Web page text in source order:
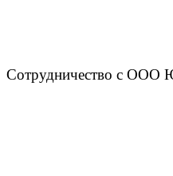
Сотрудничество с ООО